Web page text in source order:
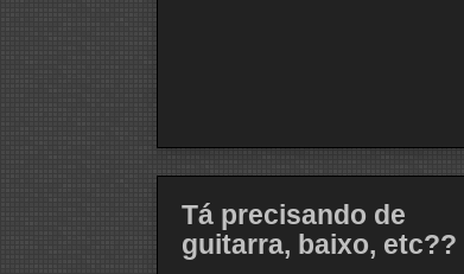
Tá precisando de
guitarra, baixo, etc??